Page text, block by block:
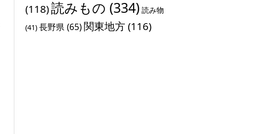
(118)読みもの (334) 読み物
(41) 長野県 (65)関東地方(116)